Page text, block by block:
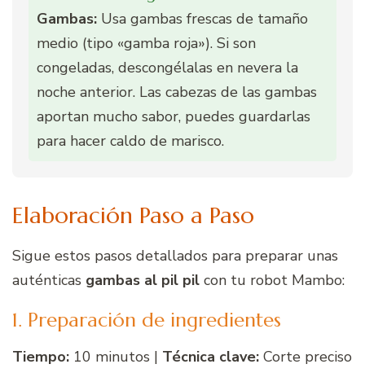
Gambas: Usa gambas frescas de tamaño
medio (tipo «gamba roja»). Si son
congeladas, descongélalas en nevera la
noche anterior. Las cabezas de las gambas
aportan mucho sabor, puedes guardarlas
para hacer caldo de marisco.
Elaboración Paso a Paso
Sigue estos pasos detallados para preparar unas
auténticas gambas al pil pil con tu robot Mambo:
1. Preparación de ingredientes
Tiempo: 10 minutos | Técnica clave: Corte preciso